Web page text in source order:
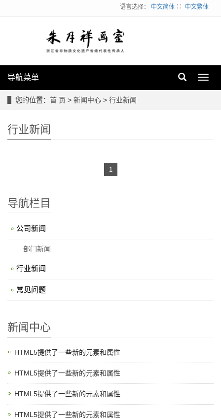
语言选择： 中文简体 ∷ 中文繁体
导航菜单
您的位置： 首 页 > 新闻中心 > 行业新闻
行业新闻
1
导航栏目
公司新闻
部门新闻
行业新闻
常见问题
新闻中心
HTML5提供了一些新的元素和属性
HTML5提供了一些新的元素和属性
HTML5提供了一些新的元素和属性
HTML5提供了一些新的元素和属性